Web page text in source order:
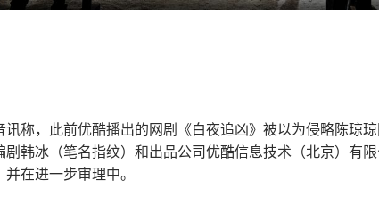
讯称，此前优酷播出的网剧《白夜追凶》被以为侵略陈琼
剧韩冰（笔名指纹）和出品公司优酷信息技术（北京）有
在进一步审理中。